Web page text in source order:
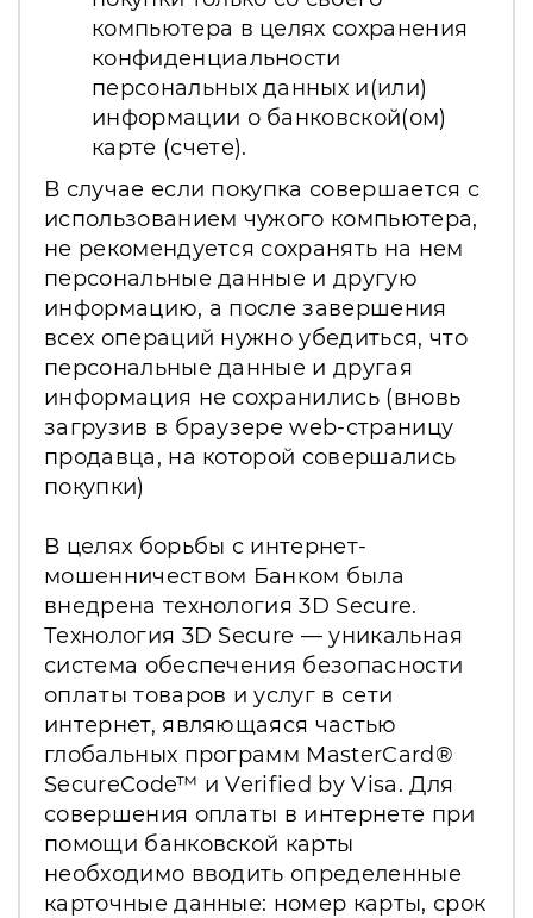
компьютера в целях сохранения
конфиденциальности
персональных данных и(или)
информации о банковской(ом)
карте (счете).
В случае если покупка совершается с
использованием чужого компьютера,
не рекомендуется сохранять на нем
персональные данные и другую
информацию, а после завершения
всех операций нужно убедиться, что
персональные данные и другая
информация не сохранились (вновь
загрузив в браузере web-страницу
продавца, на которой совершались
покупки)
В целях борьбы с интернет-
мошенничеством Банком была
внедрена технология 3D Secure.
Технология 3D Secure — уникальная
система обеспечения безопасности
оплаты товаров и услуг в сети
интернет, являющаяся частью
глобальных программ MasterCard®
SecureCode™ и Verified by Visa. Для
совершения оплаты в интернете при
помощи банковской карты
необходимо вводить определенные
карточные данные: номер карты, срок